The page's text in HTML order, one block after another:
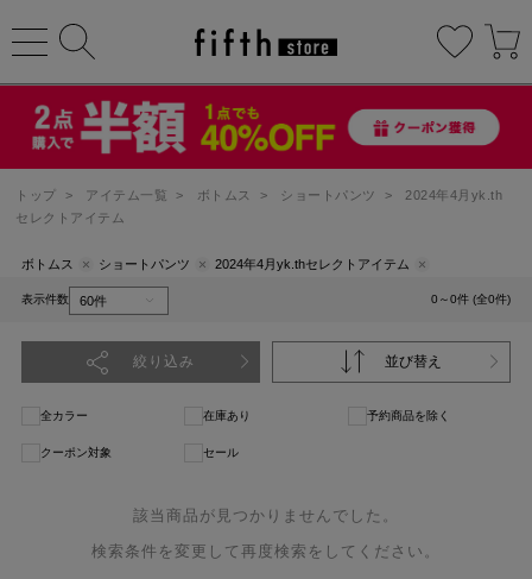
トップ > アイテム一覧 > ボトムス > ショートパンツ >
2024年4月yk.th
セレクトアイテム
ボトムス ショートパンツ 2024年4月yk.thセレクトアイテム
表示件数 0～0件 (全0件)
絞り込み 並び替え
全カラー 在庫あり 予約商品を除く
クーポン対象 セール
該当商品が見つかりませんでした。
検索条件を変更して再度検索をしてください。